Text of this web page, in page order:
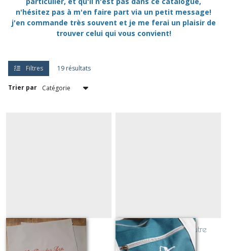
n'hésitez pas à m'en faire part via un petit message!
j'en commande très souvent et je me ferai un plaisir de
trouver celui qui vous convient!
Filtres 19 résultats
Trier par
skis vintage
Gymnaste sur poutre
(silhouette)